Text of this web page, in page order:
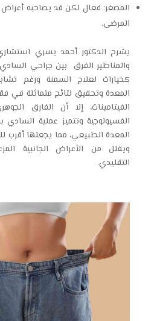
المصغر: فعال لكن قد يصاحبه
المرضى.
يشرح الدكتور أحمد يسري
كخيارات لعلاج السمنة ورغم
المعدة وتحقيق نتائج متماثلة في
الفيتامينات، إلا أن الفارق
الفسيولوجية وتتميز عملية
المعدة الطبيعي، مما يجعلها
ويقلل من الأعراض الجانبية
التقليدي.